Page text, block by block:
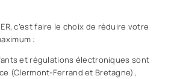
c’est faire le choix de réduire votre
:
et régulations électroniques sont
(Clermont-Ferrand et Bretagne),